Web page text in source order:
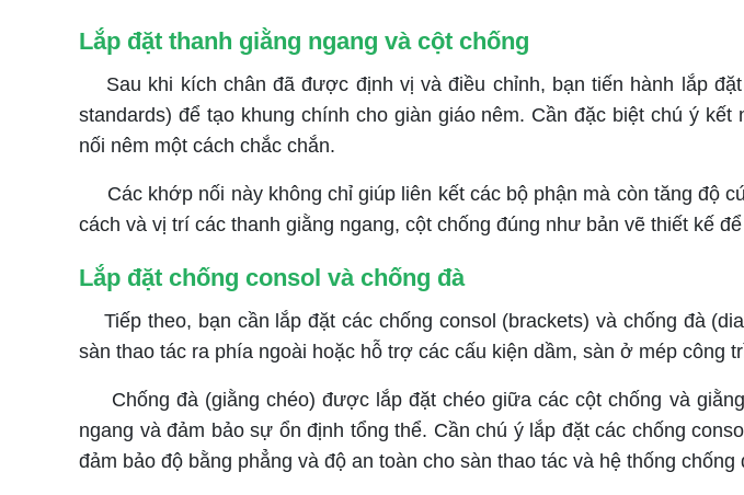
Lắp đặt thanh giằng ngang và cột chống
Sau khi kích chân đã được định vị và điều chỉnh, bạn tiến hành lắp
standards) để tạo khung chính cho giàn giáo nêm. Cần đặc biệt chú ý
nối nêm một cách chắc chắn.
Các khớp nối này không chỉ giúp liên kết các bộ phận mà còn tăng độ
cách và vị trí các thanh giằng ngang, cột chống đúng như bản vẽ thiết kế
Lắp đặt chống consol và chống đà
Tiếp theo, bạn cần lắp đặt các chống consol (brackets) và chống đà
sàn thao tác ra phía ngoài hoặc hỗ trợ các cấu kiện dầm, sàn ở mép công
Chống đà (giằng chéo) được lắp đặt chéo giữa các cột chống và
ngang và đảm bảo sự ổn định tổng thể. Cần chú ý lắp đặt các chống
đảm bảo độ bằng phẳng và độ an toàn cho sàn thao tác và hệ thống chống